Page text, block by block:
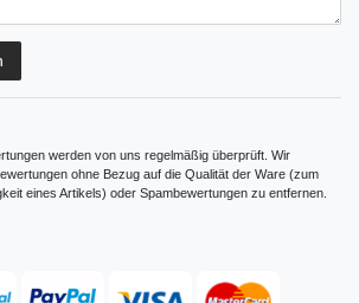
werden von uns regelmäßig überprüft. Wir
ohne Bezug auf die Qualität der Ware (zum
eines Artikels) oder Spambewertungen zu entfernen.